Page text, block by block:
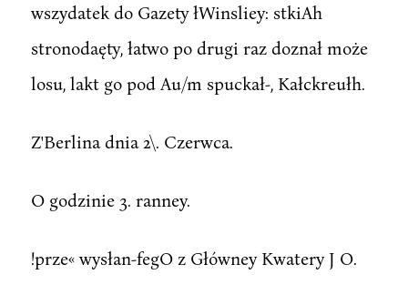
wszydatek do Gazety łWinsliey: stkiAh
stronodaęty, łatwo po drugi raz doznał może
losu, lakt go pod Au/m spuckał-, Kałckreułh.
Z'Berlina dnia 2\. Czerwca.
O godzinie 3. ranney.
!prze« wysłan-fegO z Główney Kwatery J O.